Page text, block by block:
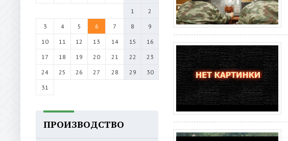
1
2
3
4 5 6 7 8
9
10
11 12 13 14 15
16
17
18 19 20 21 22
23
24
25 26 27 28 29
30
31
ПРОИЗВОДСТВО